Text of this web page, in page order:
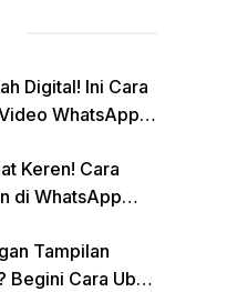
Digital! Ini Cara
WhatsApp
Keren! Cara
di WhatsApp
Tampilan
Begini Cara Ubah